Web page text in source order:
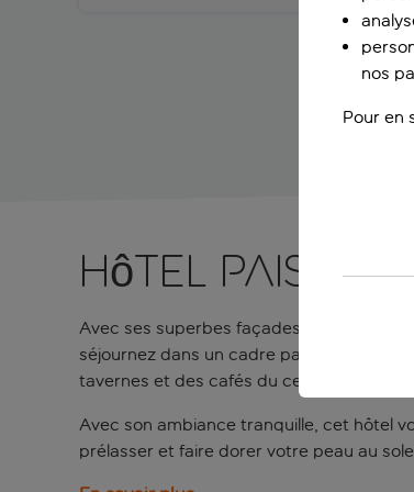
Hôtel
Avec ses superbes façades blanchies à la
séjournez dans un cadre paisible, à
tavernes et des cafés du centre-ville.
Avec son ambiance tranquille, cet hôtel
prélasser et faire dorer votre peau au
nos
Pour en